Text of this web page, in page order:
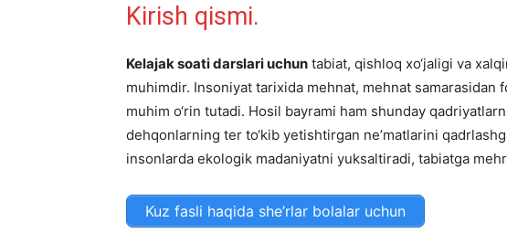
Kirish qismi.
Kelajak soati darslari uchun tabiat, qishloq xo‘jaligi va
muhimdir. Insoniyat tarixida mehnat, mehnat samarasidan
muhim o‘rin tutadi. Hosil bayrami ham shunday
dehqonlarning ter to‘kib yetishtirgan ne’matlarini
insonlarda ekologik madaniyatni yuksaltiradi, tabiatga
Kuz fasli haqida she’rlar bolalar uchun